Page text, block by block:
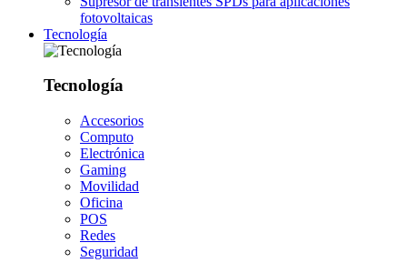
fotovoltaicas
Tecnología
Tecnología
Accesorios
Computo
Electrónica
Gaming
Movilidad
Oficina
POS
Redes
Seguridad